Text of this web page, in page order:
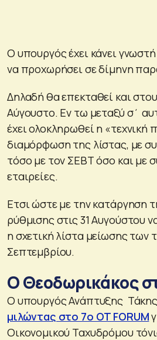
Ο υπουργός έχει κάνει
να προχωρήσει σε δίμηνη
Δηλαδή θα επεκταθεί και
Αύγουστο. Εν τω μεταξύ σ΄
έχει ολοκληρωθεί η «τεχνική
διαμόρφωση της λίστας, με
τόσο με τον ΣΕΒΤ όσο και με
εταιρείες.
Ετσι ώστε με την κατάργηση
ρύθμισης στις 31 Αυγούστου
η σχετική λίστα μείωσης των
Σεπτεμβρίου.
Ο Θεοδωρικάκος
Ο υπουργός Ανάπτυξης
μιλώντας στο 7ο OT FORUM
Οικονομικού Ταχυδρόμου